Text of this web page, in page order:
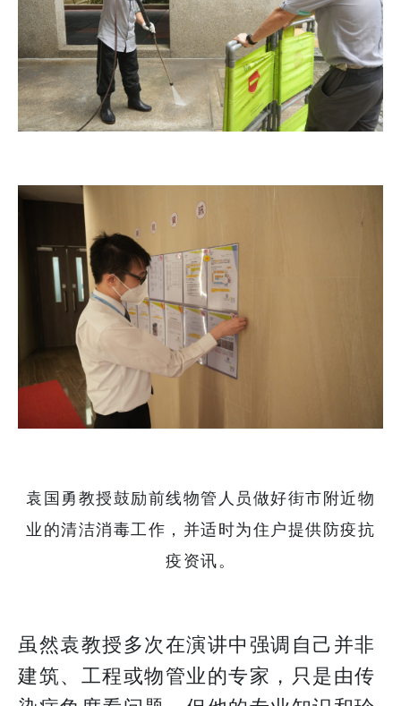
袁国勇教授鼓励前线物管人员做好街市附近物
业的清洁消毒工作，并适时为住户提供防疫抗
疫资讯。
虽然袁教授多次在演讲中强调自己并非
建筑、工程或物管业的专家，只是由传